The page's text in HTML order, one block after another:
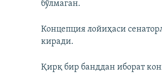
бўлмаган.
Концепция лойиҳаси
киради.
Қирқ бир банддан иборат